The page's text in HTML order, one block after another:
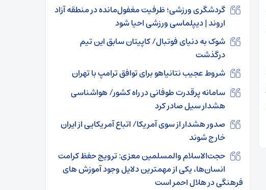
گردشگری ورزشی؛ ظرفیت مغفول‌مانده در منطقه آزاد
اروند | دیپلماسی ورزشی احیا شود
شوک به دنیای فوتبال/ کاپیتان سابق این تیم
درگذشت
شروط عجیب نتانیاهو برای توافق ترامپ با تهران
سامانه پرقدرت طوفانی در راه کشور/ هواشناسی
هشدار سیل صادر کرد
صدور هشدار از سوی آمریکا/ اتباع آمریکایی از ایران
خارج شوند
حجت‌الاسلام والمسلمین معزی: ترویج حفظ کرامت
انسان‌ها، یکی از مهمترین دلایل وجود آموزش های
فرهنگی در هلال احمر است